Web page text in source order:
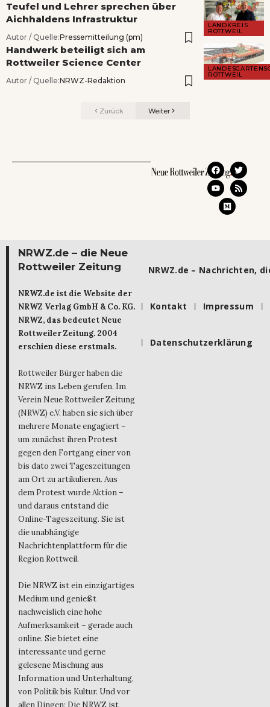
LANDKREIS
ROTTWEIL
Teufel und Lehrer sprechen über
Aichhaldens Infrastruktur
Autor / Quelle:Pressemitteilung (pm)
ROTTWEIL
Handwerk beteiligt sich am
Rottweiler Science Center
Autor / Quelle:NRWZ-Redaktion
Zurück Weiter
NRWZ.de – die Neue
Rottweiler Zeitung
NRWZ.de ist die Website der
NRWZ Verlag GmbH & Co. KG.
NRWZ, das bedeutet Neue
Rottweiler Zeitung. 2004
erschien diese erstmals.
Rottweiler Bürger haben die
NRWZ ins Leben gerufen. Im
Verein Neue Rottweiler Zeitung
(NRWZ) e.V. haben sie sich über
mehrere Monate engagiert –
um zunächst ihren Protest
gegen den Fortgang einer von
bis dato zwei Tageszeitungen
am Ort zu artikulieren. Aus
dem Protest wurde Aktion –
und daraus entstand die
Online-Tageszeitung. Sie ist
die unabhängige
Nachrichtenplattform für die
Region Rottweil.
Die NRWZ ist ein einzigartiges
Medium und genießt
nachweislich eine hohe
Aufmerksamkeit – gerade auch
online. Sie bietet eine
interessante und gerne
gelesene Mischung aus
Information und Unterhaltung,
von Politik bis Kultur. Und vor
allen Dingen: Die NRWZ ist
NRWZ.de – Nachrichten,
Kontakt Impressum
Datenschutzerklärung